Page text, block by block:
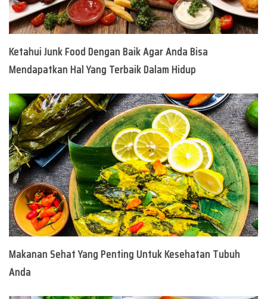
Ketahui Junk Food Dengan Baik Agar Anda Bisa
Mendapatkan Hal Yang Terbaik Dalam Hidup
Makanan Sehat Yang Penting Untuk Kesehatan Tubuh
Anda